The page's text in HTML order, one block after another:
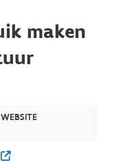
maken
WEBSITE